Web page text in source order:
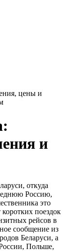
цены и
и
откуда
Россию,
это
поездок
рейсов в
сообщение из
Беларуси, а
Польше,